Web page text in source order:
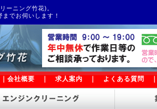
ーニング竹花)。
でお伺いします！
会社概要 求人案内 よくある質問